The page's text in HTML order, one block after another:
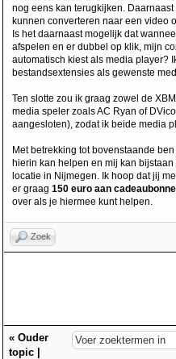
nog eens kan terugkijken.
kunnen converteren naar een video
Is het daarnaast mogelijk dat
afspelen en er dubbel op klik, mijn
automatisch kiest als media player?
bestandsextensies als gewenste
Ten slotte zou ik graag zowel de
media speler zoals AC Ryan of
aangesloten), zodat ik beide media
Met betrekking tot bovenstaande
hierin kan helpen en mij kan
locatie in Nijmegen. Ik hoop dat jij
er graag 150 euro aan
over als je hiermee kunt helpen.
Zoek
« Ouder
topic